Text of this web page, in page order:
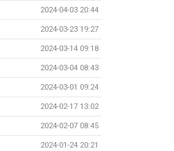
2024-04-03 20:44
2024-03-23 19:27
2024-03-14 09:18
2024-03-04 08:43
2024-03-01 09:24
2024-02-17 13:02
2024-02-07 08:45
2024-01-24 20:21